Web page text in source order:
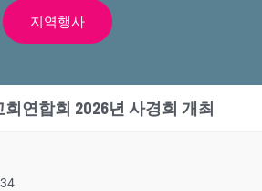
지역행사
연합회 2026년 사경회 개최